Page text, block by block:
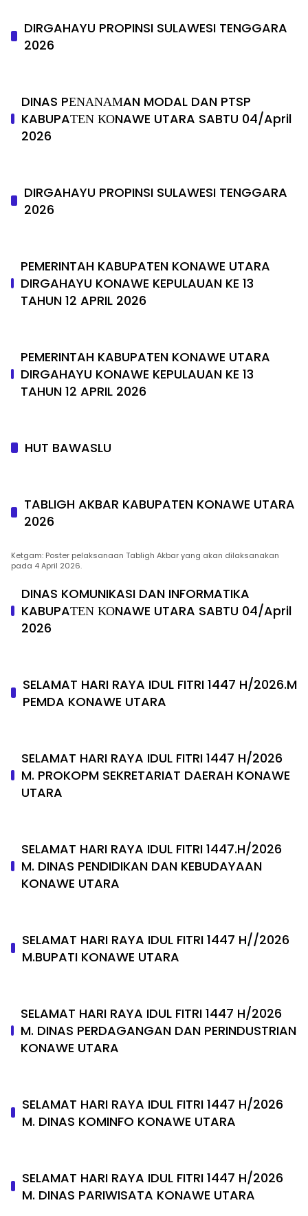
DIRGAHAYU PROPINSI SULAWESI TENGGARA
2026
DINAS PΕΝΑΝΑΜAN MODAL DAN PTSP
KABUPAΤΕΝ ΚΟNAWE UTARA SABTU 04/April
2026
DIRGAHAYU PROPINSI SULAWESI TENGGARA
2026
PEMERINTAH KABUPATEN KONAWE UTARA
DIRGAHAYU KONAWE KEPULAUAN KE 13
TAHUN 12 APRIL 2026
PEMERINTAH KABUPATEN KONAWE UTARA
DIRGAHAYU KONAWE KEPULAUAN KE 13
TAHUN 12 APRIL 2026
HUT BAWASLU
TABLIGH AKBAR KABUPATEN KONAWE UTARA
2026
Ketgam: Poster pelaksanaan Tabligh Akbar yang akan dilaksanakan
pada 4 April 2026.
DINAS KOMUNIKASI DAN INFORMATIKA
KABUPAΤΕΝ ΚΟNAWE UTARA SABTU 04/April
2026
SELAMAT HARI RAYA IDUL FITRI 1447 H/2026.M
PEMDA KONAWE UTARA
SELAMAT HARI RAYA IDUL FITRI 1447 H/2026
M. PROKOPM SEKRETARIAT DAERAH KONAWE
UTARA
SELAMAT HARI RAYA IDUL FITRI 1447.H/2026
M. DINAS PENDIDIKAN DAN KEBUDAYAAN
KONAWE UTARA
SELAMAT HARI RAYA IDUL FITRI 1447 H//2026
M.BUPATI KONAWE UTARA
SELAMAT HARI RAYA IDUL FITRI 1447 H/2026
M. DINAS PERDAGANGAN DAN PERINDUSTRIAN
KONAWE UTARA
SELAMAT HARI RAYA IDUL FITRI 1447 H/2026
M. DINAS KOMINFO KONAWE UTARA
SELAMAT HARI RAYA IDUL FITRI 1447 H/2026
M. DINAS PARIWISATA KONAWE UTARA